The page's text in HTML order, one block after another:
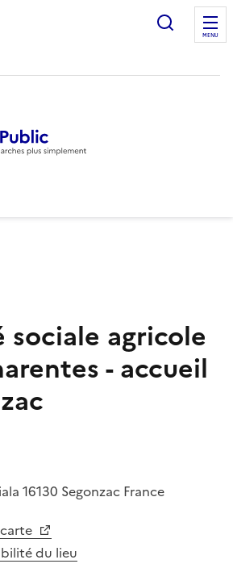
Ouvrir
MENU
agricole
- accueil
16130 Segonzac France
du lieu